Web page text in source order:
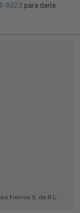
9223 para darle
Fierros S. de R.L.